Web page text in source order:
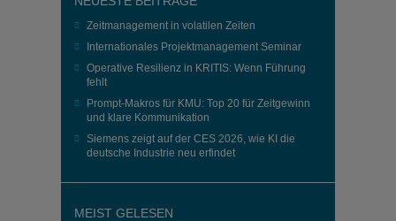
Zeitmanagement in volatilen Zeiten
Internationales Projektmanagement Seminar
Operative Resilienz in KRITIS: Wenn Führung
fehlt
Prompt-Makros für KMU: Top 20 für Zeitgewinn
und klare Kommunikation
Siemens zeigt auf der CES 2026, wie KI die
deutsche Industrie neu erfindet
MEIST GELESEN